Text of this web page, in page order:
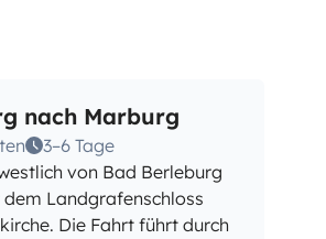
nach Marburg
3–6 Tage
von Bad Berleburg
Landgrafenschloss
Die Fahrt führt durch